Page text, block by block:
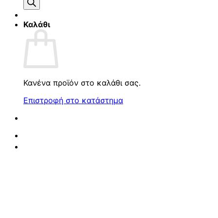
Καλάθι
Κανένα προϊόν στο καλάθι σας.
Επιστροφή στο κατάστημα